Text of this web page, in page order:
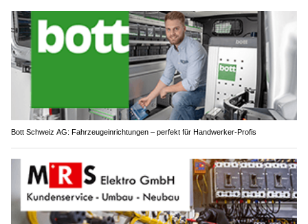
Bott Schweiz AG: Fahrzeugeinrichtungen – perfekt für Handwerker-Profis